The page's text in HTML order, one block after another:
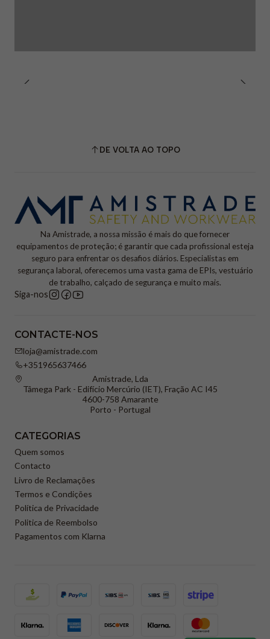
DE VOLTA AO TOPO
Na Amistrade, a nossa missão é mais do que fornecer
equipamentos de proteção; é garantir que cada profissional esteja
seguro para enfrentar os desafios diários. Especialistas em
segurança laboral, oferecemos uma vasta gama de EPIs, vestuário
de trabalho, calçado de segurança e muito mais.
Siga-nos
CONTACTE-NOS
loja@amistrade.com
+351965637466
Amistrade, Lda
Tâmega Park - Edifício Mercúrio (IET), Fração AC I45
4600-758 Amarante
Porto - Portugal
CATEGORIAS
Quem somos
Contacto
Livro de Reclamações
Termos e Condições
Política de Privacidade
Politica de Reembolso
Pagamentos com Klarna